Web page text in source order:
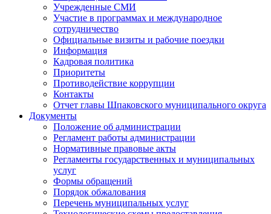
Учрежденные СМИ
Участие в программах и международное
сотрудничество
Официальные визиты и рабочие поездки
Информация
Кадровая политика
Приоритеты
Противодействие коррупции
Контакты
Отчет главы Шпаковского муниципального округа
Документы
Положение об администрации
Регламент работы администрации
Нормативные правовые акты
Регламенты государственных и муниципальных
услуг
Формы обращений
Порядок обжалования
Перечень муниципальных услуг